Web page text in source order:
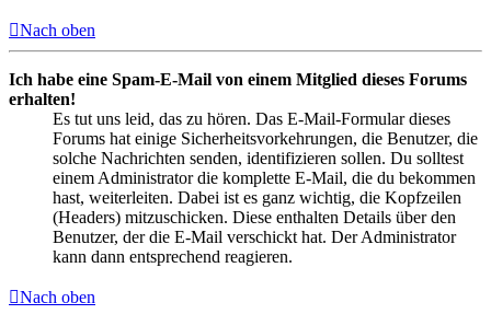
Nach oben
Ich habe eine Spam-E-Mail von einem Mitglied dieses Forums
erhalten!
Es tut uns leid, das zu hören. Das E-Mail-Formular dieses
Forums hat einige Sicherheitsvorkehrungen, die Benutzer, die
solche Nachrichten senden, identifizieren sollen. Du solltest
einem Administrator die komplette E-Mail, die du bekommen
hast, weiterleiten. Dabei ist es ganz wichtig, die Kopfzeilen
(Headers) mitzuschicken. Diese enthalten Details über den
Benutzer, der die E-Mail verschickt hat. Der Administrator
kann dann entsprechend reagieren.
Nach oben